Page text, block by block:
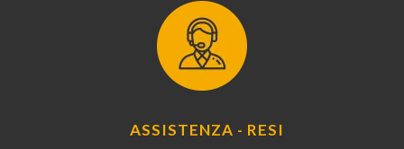
ASSISTENZA - RESI